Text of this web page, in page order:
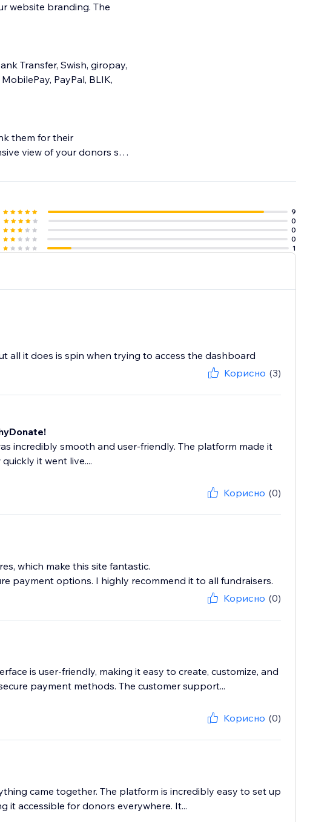
website branding. The
Transfer, Swish, giropay,
PayPal, BLIK,
them for their
view of your donors so
9
0
0
0
1
all it does is spin when trying to access the dashboard
Корисно (3)
incredibly smooth and user-friendly. The platform made it
it went live....
Корисно (0)
which make this site fantastic.
payment options. I highly recommend it to all fundraisers.
Корисно (0)
is user-friendly, making it easy to create, customize, and
payment methods. The customer support...
Корисно (0)
came together. The platform is incredibly easy to set up
accessible for donors everywhere. It...